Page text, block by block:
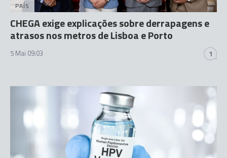
PAÍS
CHEGA exige explicações sobre derrapagens e
atrasos nos metros de Lisboa e Porto
5 Mai 09:03 1